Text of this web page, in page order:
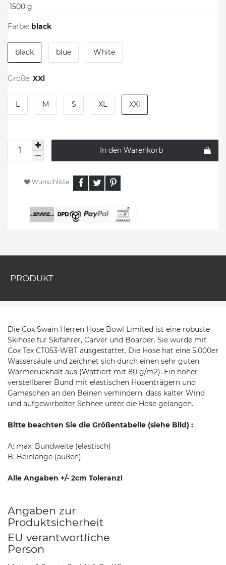
1500 g
Farbe: black
black blue White
Größe: XXl
L M S XL XXl
In den Warenkorb
Wunschliste
PRODUKT
Die Cox Swain Herren Hose Bowl Limited ist eine robuste
Skihose für Skifahrer, Carver und Boarder. Sie wurde mit
Cox Tex CT053-WBT ausgestattet. Die Hose hat eine 5.000er
Wassersäule und zeichnet sich durch einen sehr guten
Wärmerückhalt aus (Wattiert mit 80 g/m2). Ein hoher
verstellbarer Bund mit elastischen Hosenträgern und
Gamaschen an den Beinen verhindern, dass kalter Wind
und aufgewirbelter Schnee unter die Hose gelangen.
Bitte beachten Sie die Größentabelle (siehe Bild) :
A: max. Bundweite (elastisch)
B: Beinlänge (außen)
Alle Angaben +/- 2cm Toleranz!
Angaben zur
Produktsicherheit
EU verantwortliche
Person